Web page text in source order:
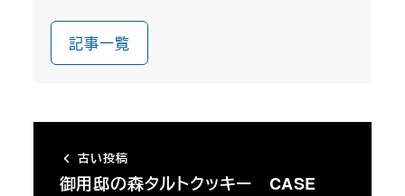
記事一覧
古い投稿
御用邸の森タルトクッキー CASE